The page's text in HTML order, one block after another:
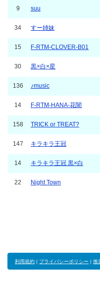
9 suu
34 すー姉妹
15 F-RTM-CLOVER-B01
30 黒×白×星
136 ♪music
14 F-RTM-HANA-花闇
158 TRICK or TREAT?
147 キラキラ王冠
14 キラキラ王冠 黒×白
22 Night Town
利用規約 | プライバシーポリシー | 推